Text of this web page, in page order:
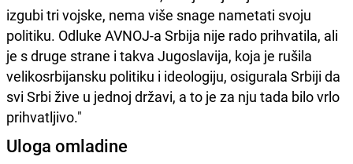
izgubi tri vojske, nema više snage nametati svoju
politiku. Odluke AVNOJ-a Srbija nije rado prihvatila, ali
je s druge strane i takva Jugoslavija, koja je rušila
velikosrbijansku politiku i ideologiju, osigurala Srbiji da
svi Srbi žive u jednoj državi, a to je za nju tada bilo vrlo
prihvatljivo."
Uloga omladine